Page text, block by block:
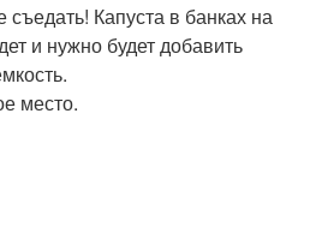
съедать! Капуста в банках на
и нужно будет добавить
место.